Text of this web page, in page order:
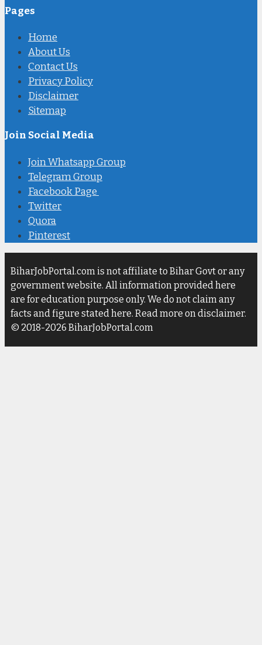
Pages
Home
About Us
Contact Us
Privacy Policy
Disclaimer
Sitemap
Join Social Media
Join Whatsapp Group
Telegram Group
Facebook Page
Twitter
Quora
Pinterest
BiharJobPortal.com is not affiliate to Bihar Govt or any
government website. All information provided here
are for education purpose only. We do not claim any
facts and figure stated here. Read more on disclaimer.
© 2018-2026 BiharJobPortal.com